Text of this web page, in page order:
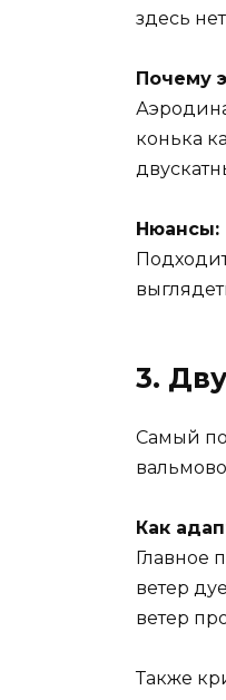
здесь
Почему
конька
Нюансы:
3.
Самый
Как
Главное
ветер
ветер
Также